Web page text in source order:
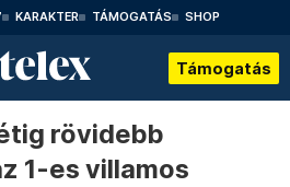
KARAKTER TÁMOGATÁS SHOP
Támogatás
rövidebb
1-es villamos